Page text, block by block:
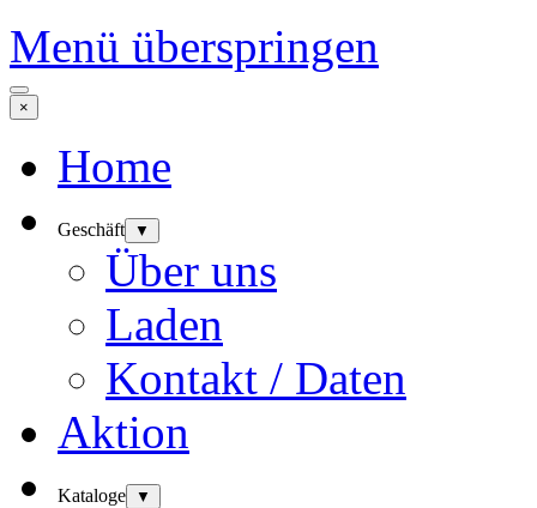
Menü überspringen
×
Home
Geschäft ▼
Über uns
Laden
Kontakt / Daten
Aktion
Kataloge ▼